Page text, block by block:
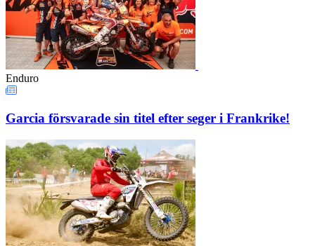
Enduro
Garcia försvarade sin titel efter seger i Frankrike!